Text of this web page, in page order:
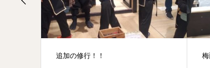
梅雨があっという間に明けました！